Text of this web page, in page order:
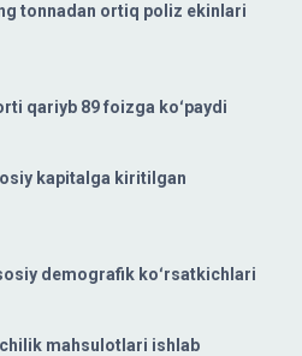
tonnadan ortiq poliz ekinlari
qariyb 89 foizga koʻpaydi
kapitalga kiritilgan
demografik koʻrsatkichlari
mahsulotlari ishlab